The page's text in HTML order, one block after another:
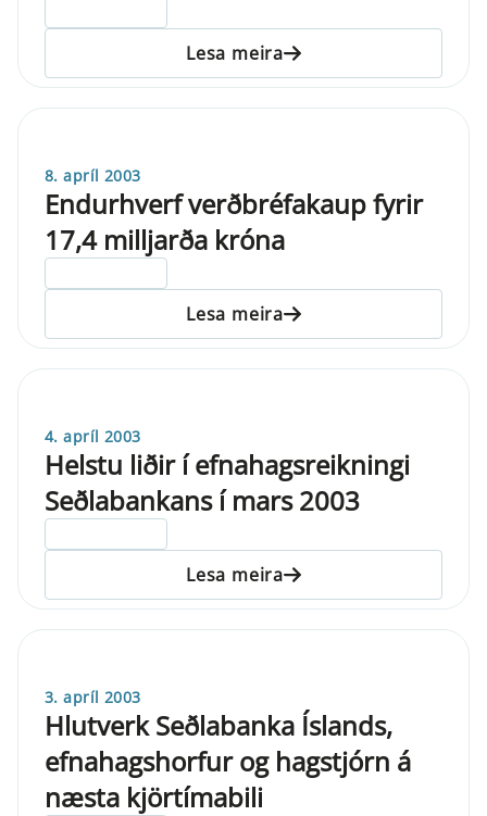
Lesa meira
8. apríl 2003
Endurhverf verðbréfakaup fyrir
17,4 milljarða króna
Lesa meira
4. apríl 2003
Helstu liðir í efnahagsreikningi
Seðlabankans í mars 2003
Lesa meira
3. apríl 2003
Hlutverk Seðlabanka Íslands,
efnahagshorfur og hagstjórn á
næsta kjörtímabili